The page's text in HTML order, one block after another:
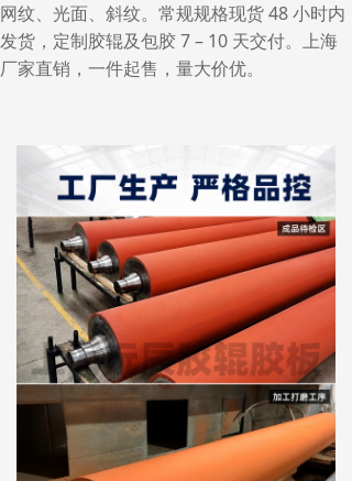
网纹、光面、斜纹。常规规格现货 48 小时内
发货，定制胶辊及包胶 7 – 10 天交付。上海
厂家直销，一件起售，量大价优。